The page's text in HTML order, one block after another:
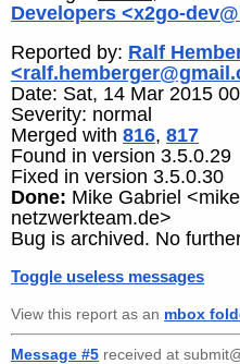
Developers <x2go-
Reported by: Ralf
Date: Sat, 14 Mar 2015
Severity: normal
Merged with 816, 817
Found in version 3.5.0.29
Fixed in version 3.5.0.30
Done: Mike Gabriel
netzwerkteam.de>
Bug is archived. No
Toggle useless messages
View this report as an mbox
Message #5 received at